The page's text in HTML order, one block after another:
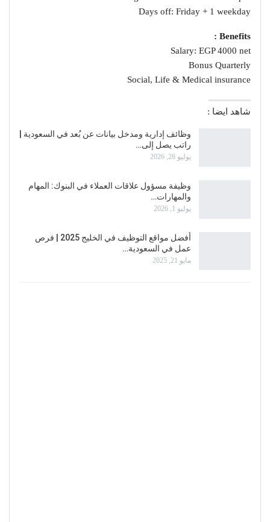
Days off: Friday + 1 weekday
Benefits :
Salary: EGP 4000 net
Bonus Quarterly
Social, Life & Medical insurance
شاهد ايضا :
وظائف إدارية ومدخل بيانات عن بُعد في السعودية |
راتب يصل إلى…
يوليو 28, 2026
وظيفة مسؤول علاقات العملاء في البنوك: المهام
والمهارات…
يوليو 1, 2026
أفضل مواقع التوظيف في الخليج 2025 | فرص
عمل في السعودية…
مايو 21, 2025